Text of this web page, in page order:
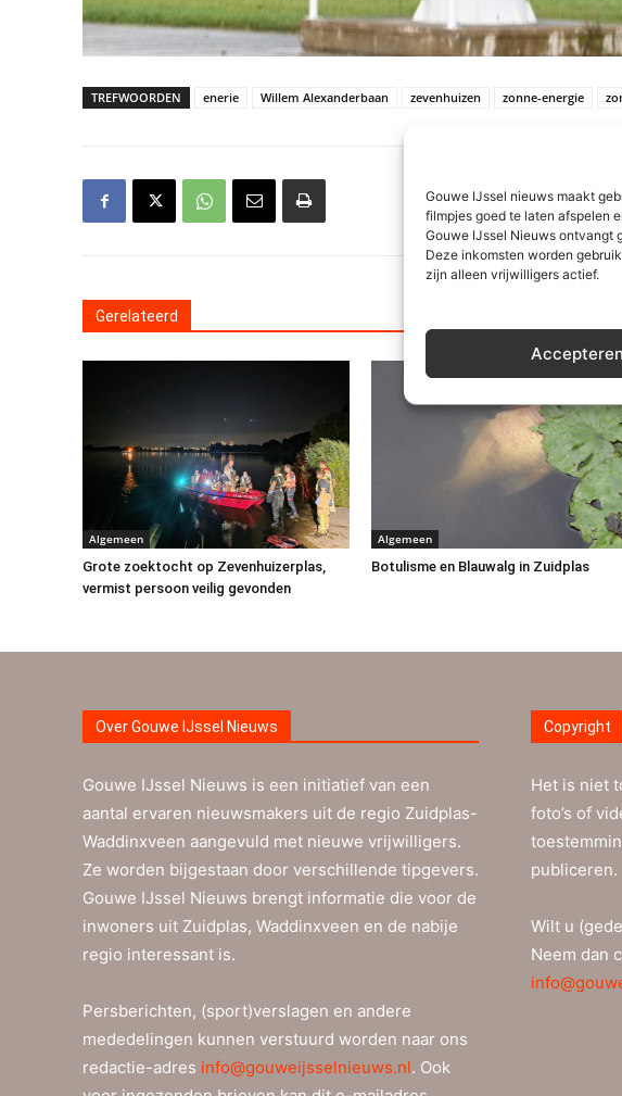
Gouwe IJssel nieuws maakt
filmpjes goed te laten afspelen
Gouwe IJssel Nieuws ontvangt
Deze inkomsten worden
zijn alleen vrijwilligers actief.
Accepteren
TREFWOORDEN enerie Willem Alexanderbaan zevenhuizen zonne-energie
Gerelateerd
Algemeen
Grote zoektocht op Zevenhuizerplas,
vermist persoon veilig gevonden
Algemeen
Botulisme en Blauwalg in Zuidplas
Over Gouwe IJssel Nieuws
Gouwe IJssel Nieuws is een initiatief van een
aantal ervaren nieuwsmakers uit de regio Zuidplas-
Waddinxveen aangevuld met nieuwe vrijwilligers.
Ze worden bijgestaan door verschillende tipgevers.
Gouwe IJssel Nieuws brengt informatie die voor de
inwoners uit Zuidplas, Waddinxveen en de nabije
regio interessant is.
Persberichten, (sport)verslagen en andere
mededelingen kunnen verstuurd worden naar ons
redactie-adres info@gouweijsselnieuws.nl. Ook
Copyright
Het is niet
foto’s of
publiceren.
Wilt u
Neem dan